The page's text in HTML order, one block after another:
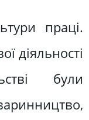
праці.
діяльності
були